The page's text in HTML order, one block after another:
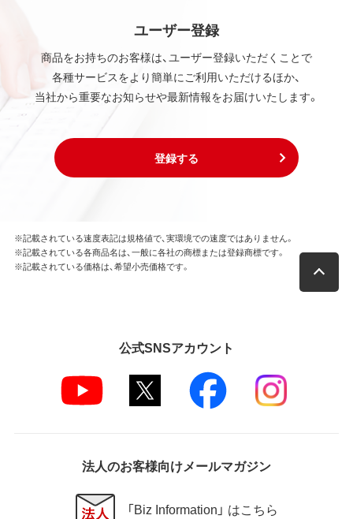
ユーザー登録
商品をお持ちのお客様は、ユーザー登録いただくことで
各種サービスをより簡単にご利用いただけるほか、
当社から重要なお知らせや最新情報をお届けいたします。
登録する
※記載されている速度表記は規格値で、実環境での速度ではありません。
※記載されている各商品名は、一般に各社の商標または登録商標です。
※記載されている価格は、希望小売価格です。
公式SNSアカウント
法人のお客様向けメールマガジン
「Biz Information」 はこちら